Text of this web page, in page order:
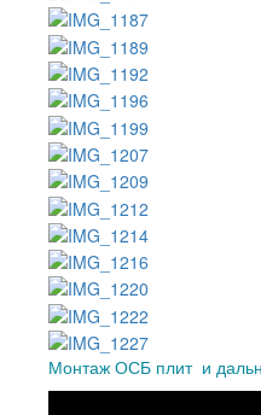
Монтаж ОСБ плит и